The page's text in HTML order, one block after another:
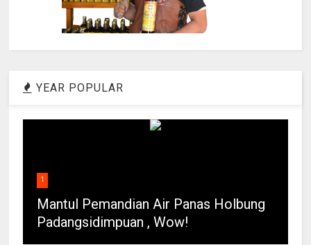
YEAR POPULAR
1
Mantul Pemandian Air Panas Holbung
Padangsidimpuan , Wow!